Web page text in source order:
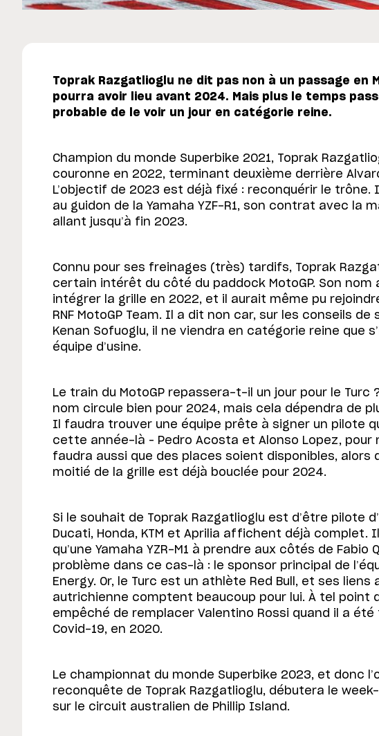
Toprak Razgatlioglu ne dit pas non à un passage en
pourra avoir lieu avant 2024. Mais plus le temps
probable de le voir un jour en catégorie reine.
Champion du monde Superbike 2021, Toprak
couronne en 2022, terminant deuxième derrière
L’objectif de 2023 est déjà fixé : reconquérir le trône.
au guidon de la Yamaha YZF-R1, son contrat avec la
allant jusqu’à fin 2023.
Connu pour ses freinages (très) tardifs, Toprak
certain intérêt du côté du paddock MotoGP. Son nom
intégrer la grille en 2022, et il aurait même pu
RNF MotoGP Team. Il a dit non car, sur les conseils de
Kenan Sofuoglu, il ne viendra en catégorie reine que
équipe d’usine.
Le train du MotoGP repassera-t-il un jour pour le Turc
nom circule bien pour 2024, mais cela dépendra de
Il faudra trouver une équipe prête à signer un pilote
cette année-là – Pedro Acosta et Alonso Lopez, pour
faudra aussi que des places soient disponibles, alors
moitié de la grille est déjà bouclée pour 2024.
Si le souhait de Toprak Razgatlioglu est d’être pilote
Ducati, Honda, KTM et Aprilia affichent déjà complet.
qu’une Yamaha YZR-M1 à prendre aux côtés de Fabio
problème dans ce cas-là : le sponsor principal de
Energy. Or, le Turc est un athlète Red Bull, et ses liens
autrichienne comptent beaucoup pour lui. À tel point
empêché de remplacer Valentino Rossi quand il a été
Covid-19, en 2020.
Le championnat du monde Superbike 2023, et donc
reconquête de Toprak Razgatlioglu, débutera le
sur le circuit australien de Phillip Island.